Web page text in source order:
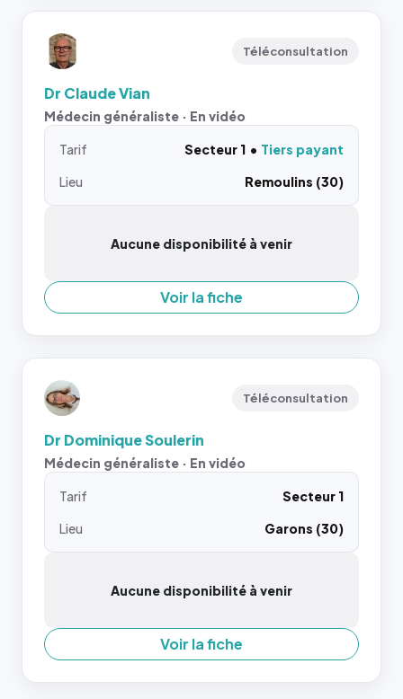
Téléconsultation
Dr Claude Vian
Médecin généraliste · En vidéo
Tarif Secteur 1
Tiers payant
Lieu
Remoulins (30)
Aucune disponibilité à venir
Voir la fiche
Téléconsultation
Dr Dominique Soulerin
Médecin généraliste · En vidéo
Tarif
Secteur 1
Lieu
Garons (30)
Aucune disponibilité à venir
Voir la fiche